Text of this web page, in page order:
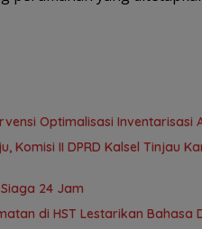
Optimalisasi Inventarisasi
Komisi II DPRD Kalsel Tinjau
24 Jam
di HST Lestarikan Bahasa